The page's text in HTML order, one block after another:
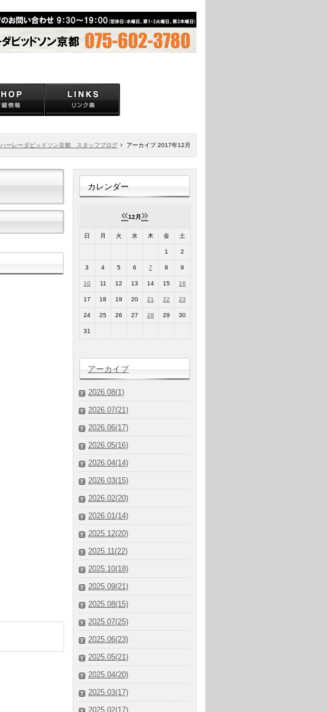
ハーレーダビッドソン京都 スタッフブログ アーカイブ 2017年12月
カレンダー
«12月 »
日 月 火 水 木 金 土
1 2
3 4 5 6 7 8 9
10 11 12 13 14 15 16
17 18 19 20 21 22 23
24 25 26 27 28 29 30
31
アーカイブ
2026.08(1)
2026.07(21)
2026.06(17)
2026.05(16)
2026.04(14)
2026.03(15)
2026.02(20)
2026.01(14)
2025.12(20)
2025.11(22)
2025.10(18)
2025.09(21)
2025.08(15)
2025.07(25)
2025.06(23)
2025.05(21)
2025.04(20)
2025.03(17)
2025.02(17)